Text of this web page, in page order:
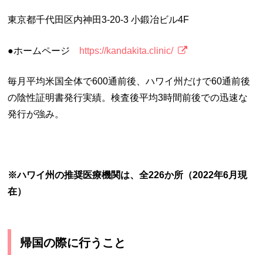
東京都千代田区内神田3-20-3 小鍛冶ビル4F
●ホームページ https://kandakita.clinic/
毎月平均米国全体で600通前後、ハワイ州だけで60通前後
の陰性証明書発行実績。検査後平均3時間前後での迅速な
発行が強み。
※ハワイ州の推奨医療機関は、全226か所（2022年6月現
在）
帰国の際に行うこと